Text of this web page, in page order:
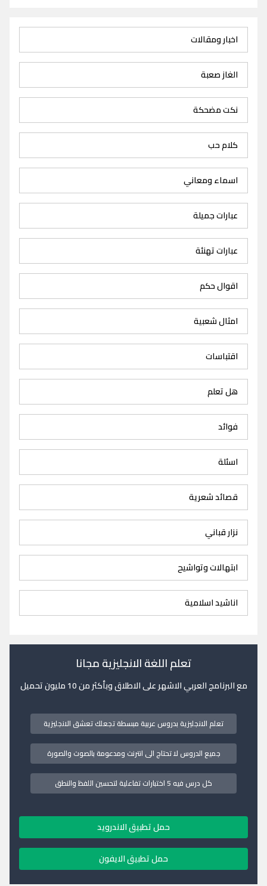
اخبار ومقالات
الغاز صعبة
نكت مضحكة
كلام حب
اسماء ومعاني
عبارات جميلة
عبارات تهنئة
اقوال حكم
امثال شعبية
اقتباسات
هل تعلم
فوائد
اسئلة
قصائد شعرية
نزار قباني
ابتهالات وتواشيح
اناشيد اسلامية
تعلم اللغة الانجليزية مجانا
مع البرنامج العربي الاشهر على الاطلاق وبأكثر من 10 مليون تحميل
تعلم الانجليزية بدروس عربية مبسطة تجعلك تعشق الانجليزية
جميع الدروس لا تحتاج الى انترنت ومدعومة بالصوت والصورة
كل درس فيه 5 اختبارات تفاعلية لتحسين اللفظ والنطق
حمل تطبيق الاندرويد
حمل تطبيق الايفون